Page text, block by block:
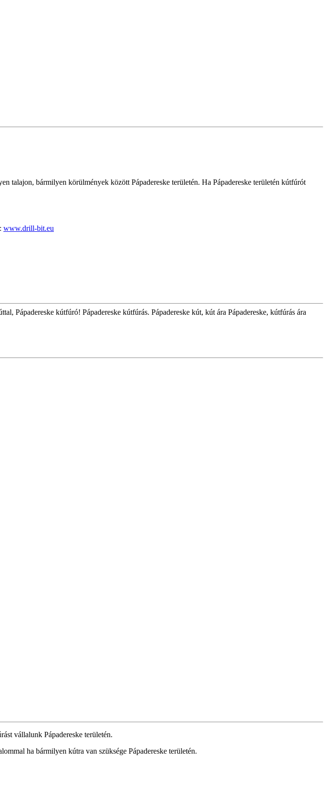
bármilyen körülmények között Pápadereske területén. Ha Pápadereske területén kútfúrót
www.drill-bit.eu
Pápadereske kútfúró! Pápadereske kútfúrás. Pápadereske kút, kút ára Pápadereske, kútfúrás ára
vállalunk Pápadereske területén.
ha bármilyen kútra van szüksége Pápadereske területén.